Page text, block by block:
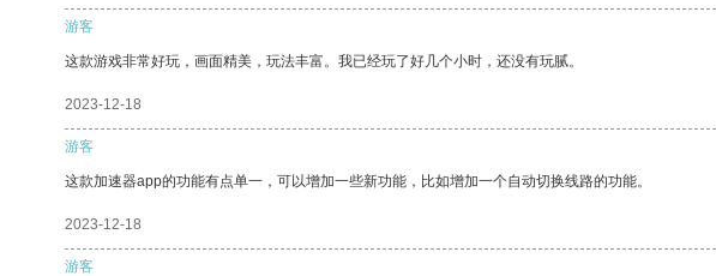
游客
这款游戏非常好玩，画面精美，玩法丰富。我已经玩了好几个小时，还没有玩腻。
2023-12-18
游客
这款加速器app的功能有点单一，可以增加一些新功能，比如增加一个自动切换线路的功能。
2023-12-18
游客